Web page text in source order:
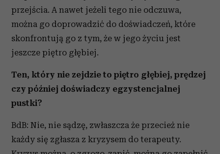
Partnerzy mogą połączyć te informacje z innymi danymi
otrzymanymi od Ciebie lub uzyskanymi podczas
korzystania z ich usług.
przejścia. A nawet jeżeli tego nie odczuwa,
można go doprowadzić do doświadczeń, które
skonfrontują go z tym, że w jego życiu jest
jeszcze piętro głębiej.
Ten, który nie zejdzie to piętro głębiej, prędzej
czy później doświadczy egzystencjalnej
pustki?
BdB: Nie, nie sądzę, zwłaszcza że przecież nie
każdy się zgłasza z kryzysem do terapeuty.